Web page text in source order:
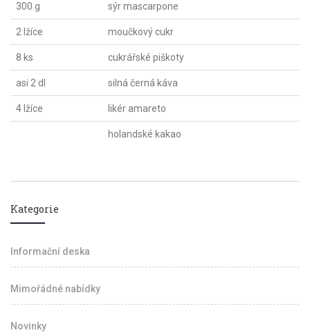
300 g sýr mascarpone
2 lžíce moučkový cukr
8 ks cukrářské piškoty
asi 2 dl silná černá káva
4 lžíce likér amareto
holandské kakao
Kategorie
Informační deska
Mimořádné nabídky
Novinky